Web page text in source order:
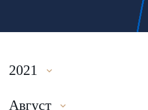
2021
Август